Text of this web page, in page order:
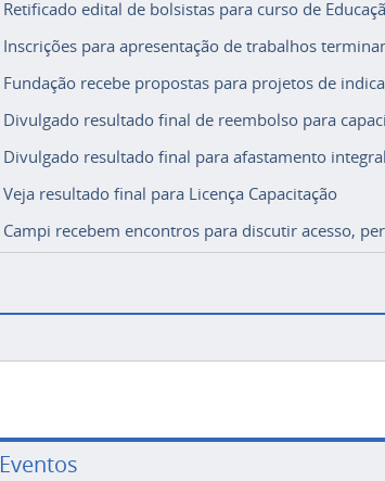
Retificado edital de bolsistas para curso de
Inscrições para apresentação de trabalhos
Fundação recebe propostas para projetos de
Divulgado resultado final de reembolso para
Divulgado resultado final para afastamento
Veja resultado final para Licença Capacitação
Campi recebem encontros para discutir acesso,
Eventos